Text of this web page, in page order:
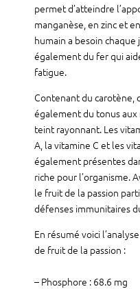
permet d’atteindre
manganèse, en zinc et
humain a besoin
également du fer qui
fatigue.
Contenant du carotène,
également du tonus aux
teint rayonnant. Les
A, la vitamine C et les
également présentes
riche pour l’organisme.
le fruit de la passion
défenses immunitaires
En résumé voici
de fruit de la passion :
– Phosphore : 68.6 mg